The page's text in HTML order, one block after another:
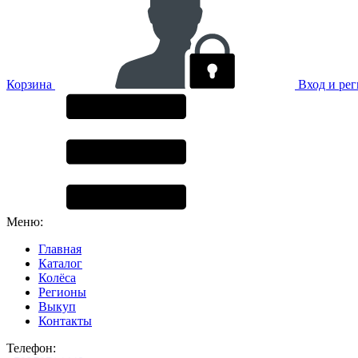
Корзина Вход и
Меню:
Главная
Каталог
Колёса
Регионы
Выкуп
Контакты
Телефон: